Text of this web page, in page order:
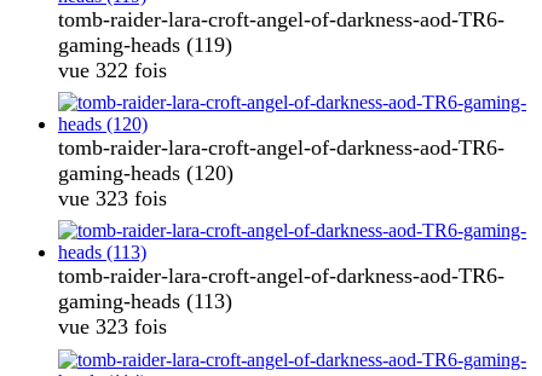
tomb-raider-lara-croft-angel-of-darkness-aod-TR6-
gaming-heads (119)
vue 322 fois
tomb-raider-lara-croft-angel-of-darkness-aod-TR6-
gaming-heads (120)
vue 323 fois
tomb-raider-lara-croft-angel-of-darkness-aod-TR6-
gaming-heads (113)
vue 323 fois